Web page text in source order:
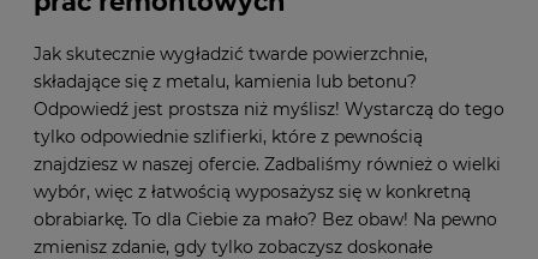
Jak skutecznie wygładzić twarde powierzchnie,
składające się z metalu, kamienia lub betonu?
Odpowiedź jest prostsza niż myślisz! Wystarczą do tego
tylko odpowiednie szlifierki, które z pewnością
znajdziesz w naszej ofercie. Zadbaliśmy również o wielki
wybór, więc z łatwością wyposażysz się w konkretną
obrabiarkę. To dla Ciebie za mało? Bez obaw! Na pewno
zmienisz zdanie, gdy tylko zobaczysz doskonałe